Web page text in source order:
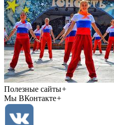
Полезные сайты+
Мы ВКонтакте+